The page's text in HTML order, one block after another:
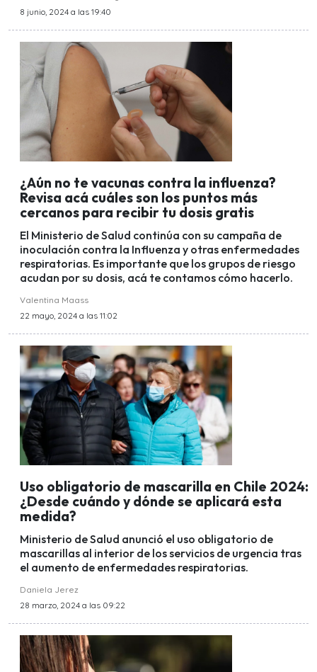
8 junio, 2024 a las 19:40
¿Aún no te vacunas contra la influenza?
Revisa acá cuáles son los puntos más
cercanos para recibir tu dosis gratis
El Ministerio de Salud continúa con su campaña de
inoculación contra la Influenza y otras enfermedades
respiratorias. Es importante que los grupos de riesgo
acudan por su dosis, acá te contamos cómo hacerlo.
Valentina Maass
22 mayo, 2024 a las 11:02
Uso obligatorio de mascarilla en Chile 2024:
¿Desde cuándo y dónde se aplicará esta
medida?
Ministerio de Salud anunció el uso obligatorio de
mascarillas al interior de los servicios de urgencia tras
el aumento de enfermedades respiratorias.
Daniela Jerez
28 marzo, 2024 a las 09:22